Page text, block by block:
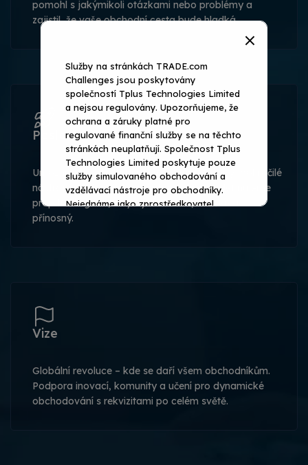
pomohl s jakýmikoli otázkami nebo problémy a
zajistil, že vaše obchodní cesta bude hladká.
Poslání
Umožňujeme obchodníkům přístupné výzvy, pokročilé
nástroje a zákaznickou podporu a nově definujeme
prop trading tak, aby byl inkluzivní, vzdělávací a
přínosný.
Vize
Globální revoluce – kde se daří všem obchodníkům.
Podpora inovací, komunity a učení pro dynamické
obchodování s rekvizitami po celém světě.
Služby na stránkách TRADE.com
Challenges jsou poskytovány
společností Tplus Technologies Limited
a nejsou regulovány. Upozorňujeme, že
ochrana a záruky platné pro
regulované finanční služby se na těchto
stránkách neuplatňují. Společnost Tplus
Technologies Limited poskytuje pouze
služby simulovaného obchodování a
vzdělávací nástroje pro obchodníky.
Nejednáme jako zprostředkovatel.